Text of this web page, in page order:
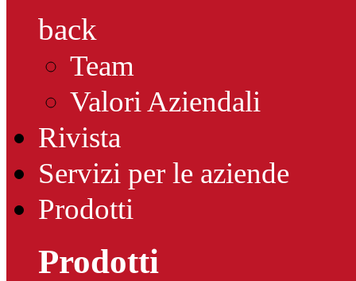
back
Team
Valori Aziendali
Rivista
Servizi per le aziende
Prodotti
Prodotti